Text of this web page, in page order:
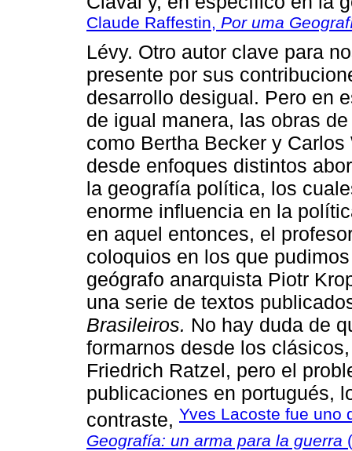
Claude Raffestin, Por uma
Lévy. Otro autor clave para
presente por sus
desarrollo desigual. Pero en
de igual manera, las obras
como Bertha Becker y
desde enfoques distintos
la geografía política, los
enorme influencia en la
en aquel entonces, el
coloquios en los que
geógrafo anarquista Piotr
una serie de textos
Brasileiros. No hay duda de
formarnos desde los
Friedrich Ratzel, pero el
publicaciones en portugués,
contraste, Yves Lacoste fue uno
Geografía: un arma para la guerra